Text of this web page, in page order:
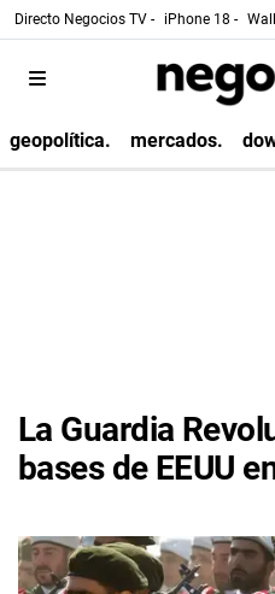
Directo Negocios TV - iPhone 18 -
geopolítica. mercados.
La Guardia
bases de EEUU